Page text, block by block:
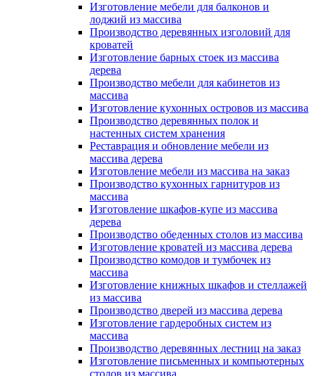
Изготовление мебели для балконов и
лоджий из массива
Производство деревянных изголовий для
кроватей
Изготовление барных стоек из массива
дерева
Производство мебели для кабинетов из
массива
Изготовление кухонных островов из массива
Производство деревянных полок и
настенных систем хранения
Реставрация и обновление мебели из
массива дерева
Изготовление мебели из массива на заказ
Производство кухонных гарнитуров из
массива
Изготовление шкафов-купе из массива
дерева
Производство обеденных столов из массива
Изготовление кроватей из массива дерева
Производство комодов и тумбочек из
массива
Изготовление книжных шкафов и стеллажей
из массива
Производство дверей из массива дерева
Изготовление гардеробных систем из
массива
Производство деревянных лестниц на заказ
Изготовление письменных и компьютерных
столов из массива.